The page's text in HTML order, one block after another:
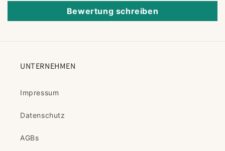
Bewertung schreiben
UNTERNEHMEN
Impressum
Datenschutz
AGBs